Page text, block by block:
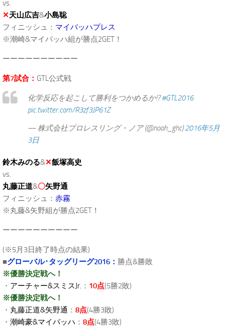
vs.
✕天山広吉&小島聡
フィニッシュ： マイバッハプレス
※潮崎&マイバッハ組が勝点2GET！
ーーーーーーーーーー
第7試合： GTL公式戦
化学反応を起こして勝利をつかめるか!?#GTL2016
pic.twitter.com/R3zf3JP61Z
— 株式会社プロレスリング・ノア (@noah_ghc)2016年5月
3日
鈴木みのる&✕飯塚高史
vs.
丸藤正道&〇矢野通
フィニッシュ： 赤霧
※丸藤&矢野組が勝点2GET！
ーーーーーーーーーー
(※5月3日終了時点の結果)
■グローバル･タッグリーグ2016： 勝点&勝敗
※優勝決定戦へ！
・ アーチャー&スミスJr. ： 10点(5勝2敗)
※優勝決定戦へ！
・ 丸藤正道&矢野通 ： 8点(4勝3敗)
・ 潮崎豪&マイバッハ ： 8点(4勝3敗)